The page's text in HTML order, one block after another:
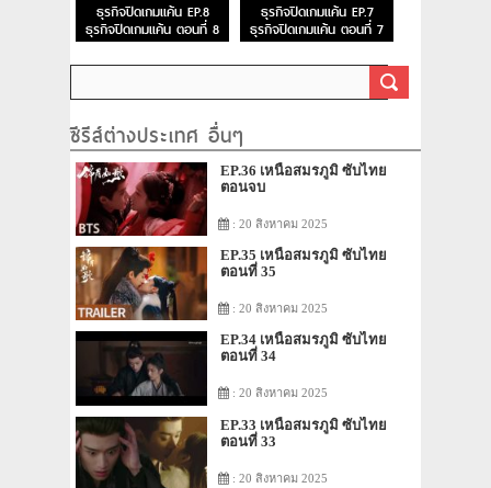
ธุรกิจปิดเกมแค้น EP.8
ธุรกิจปิดเกมแค้น ตอนที่ 8
ธุรกิจปิดเกมแค้น EP.7
ธุรกิจปิดเกมแค้น ตอนที่ 7
ซีรีส์ต่างประเทศ อื่นๆ
EP.36 เหนือสมรภูมิ ซับไทย
ตอนจบ
: 20 สิงหาคม 2025
EP.35 เหนือสมรภูมิ ซับไทย
ตอนที่ 35
: 20 สิงหาคม 2025
EP.34 เหนือสมรภูมิ ซับไทย
ตอนที่ 34
: 20 สิงหาคม 2025
EP.33 เหนือสมรภูมิ ซับไทย
ตอนที่ 33
: 20 สิงหาคม 2025